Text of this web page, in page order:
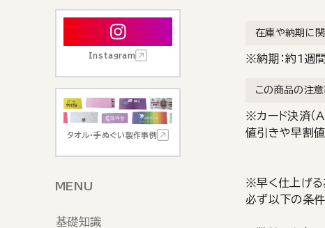
Instagram
タオル・手ぬぐい製作事例
MENU
基礎知識
在庫や納期に
※納期：約1週間
この商品の注
※カード決済（
値引きや早割値
※早く仕上げる
必ず以下の条